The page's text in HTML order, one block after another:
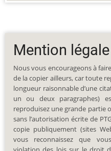
Mention
Nous vous encourageons à
de la copier ailleurs, car toute
longueur raisonnable d’une
un ou deux paragraphes)
reproduisez une grande partie
sans l’autorisation écrite de
copie publiquement (sites
vous reconnaissez que